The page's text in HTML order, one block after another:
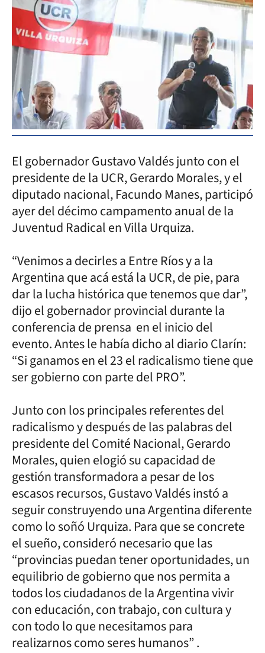
El gobernador Gustavo Valdés junto con el
presidente de la UCR, Gerardo Morales, y el
diputado nacional, Facundo Manes, participó
ayer del décimo campamento anual de la
Juventud Radical en Villa Urquiza.
“Venimos a decirles a Entre Ríos y a la
Argentina que acá está la UCR, de pie, para
dar la lucha histórica que tenemos que dar”,
dijo el gobernador provincial durante la
conferencia de prensa en el inicio del
evento. Antes le había dicho al diario Clarín:
“Si ganamos en el 23 el radicalismo tiene que
ser gobierno con parte del PRO”.
Junto con los principales referentes del
radicalismo y después de las palabras del
presidente del Comité Nacional, Gerardo
Morales, quien elogió su capacidad de
gestión transformadora a pesar de los
escasos recursos, Gustavo Valdés instó a
seguir construyendo una Argentina diferente
como lo soñó Urquiza. Para que se concrete
el sueño, consideró necesario que las
“provincias puedan tener oportunidades, un
equilibrio de gobierno que nos permita a
todos los ciudadanos de la Argentina vivir
con educación, con trabajo, con cultura y
con todo lo que necesitamos para
realizarnos como seres humanos” .